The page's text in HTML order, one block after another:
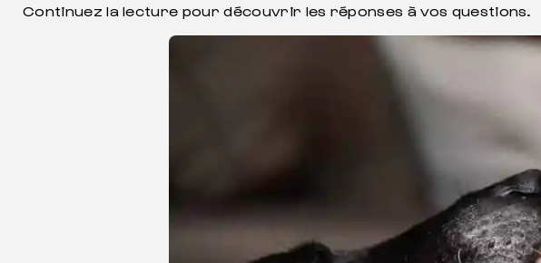
Continuez la lecture pour découvrir les réponses à vos questions.